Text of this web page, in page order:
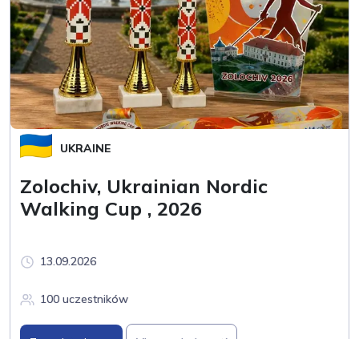
UKRAINE
Zolochiv, Ukrainian Nordic
Walking Cup , 2026
13.09.2026
100 uczestników